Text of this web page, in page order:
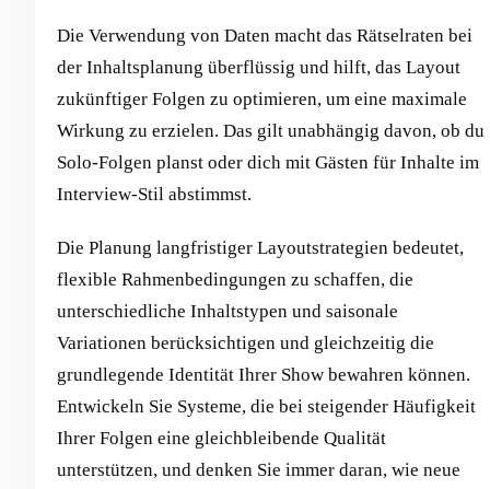
Die Verwendung von Daten macht das Rätselraten bei
der Inhaltsplanung überflüssig und hilft, das Layout
zukünftiger Folgen zu optimieren, um eine maximale
Wirkung zu erzielen. Das gilt unabhängig davon, ob du
Solo-Folgen planst oder dich mit Gästen für Inhalte im
Interview-Stil abstimmst.
Die Planung langfristiger Layoutstrategien bedeutet,
flexible Rahmenbedingungen zu schaffen, die
unterschiedliche Inhaltstypen und saisonale
Variationen berücksichtigen und gleichzeitig die
grundlegende Identität Ihrer Show bewahren können.
Entwickeln Sie Systeme, die bei steigender Häufigkeit
Ihrer Folgen eine gleichbleibende Qualität
unterstützen, und denken Sie immer daran, wie neue